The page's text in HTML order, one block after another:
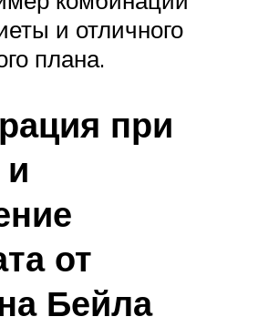
и отличного
плана.
при
от
Бейла